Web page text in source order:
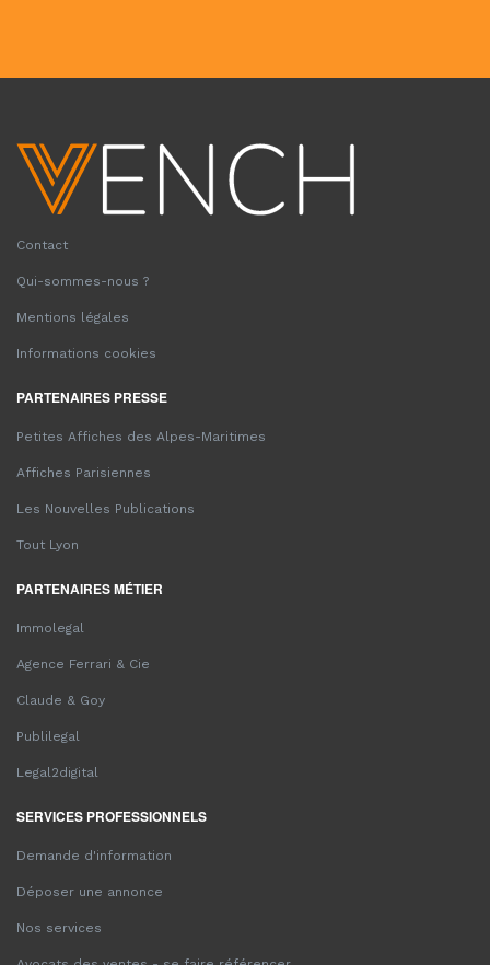
Contact
Qui-sommes-nous ?
Mentions légales
Informations cookies
PARTENAIRES PRESSE
Petites Affiches des Alpes-Maritimes
Affiches Parisiennes
Les Nouvelles Publications
Tout Lyon
PARTENAIRES MÉTIER
Immolegal
Agence Ferrari & Cie
Claude & Goy
Publilegal
Legal2digital
SERVICES PROFESSIONNELS
Demande d'information
Déposer une annonce
Nos services